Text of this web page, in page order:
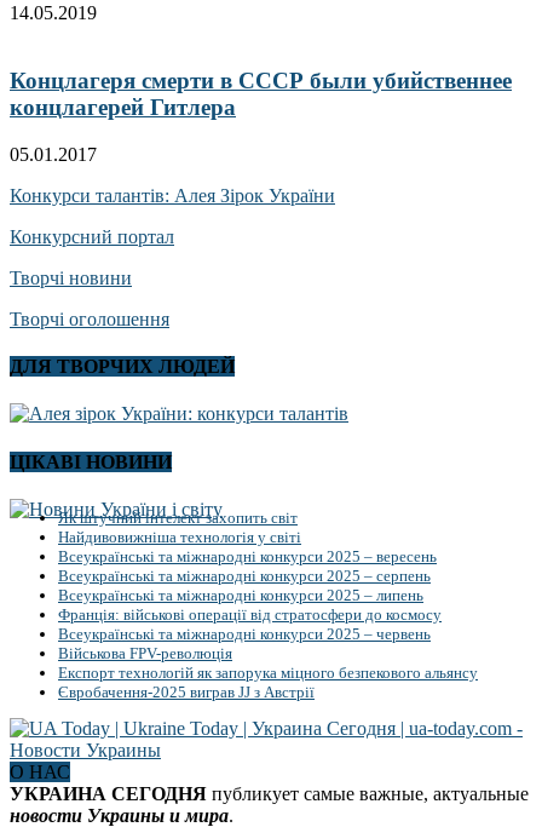
14.05.2019
Концлагеря смерти в СССР были убийственнее
концлагерей Гитлера
05.01.2017
Конкурси талантів: Алея Зірок України
Конкурсний портал
Творчі новини
Творчі оголошення
ДЛЯ ТВОРЧИХ ЛЮДЕЙ
ЦІКАВІ НОВИНИ
Як штучний інтелект захопить світ
Найдивовижніша технологія у світі
Всеукраїнські та міжнародні конкурси 2025 – вересень
Всеукраїнські та міжнародні конкурси 2025 – серпень
Всеукраїнські та міжнародні конкурси 2025 – липень
Франція: військові операції від стратосфери до космосу
Всеукраїнські та міжнародні конкурси 2025 – червень
Військова FPV-революція
Експорт технологій як запорука міцного безпекового альянсу
Євробачення-2025 виграв JJ з Австрії
О НАС
УКРАИНА СЕГОДНЯ публикует самые важные, актуальные
новости Украины и мира.